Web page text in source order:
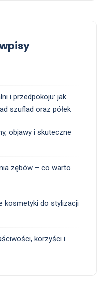
i przedpokoju: jak
szuflad oraz półek
objawy i skuteczne
zębów – co warto
kosmetyki do stylizacji
korzyści i